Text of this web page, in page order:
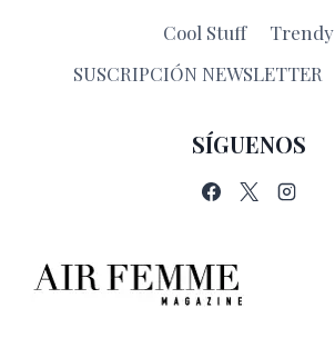
Cool Stuff
Trendy
SUSCRIPCIÓN NEWSLETTER
SÍGUENOS